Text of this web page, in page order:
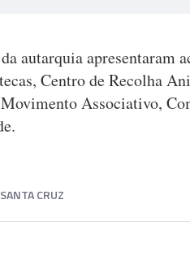
autarquia apresentaram
Centro de Recolha
Associativo,
CRUZ